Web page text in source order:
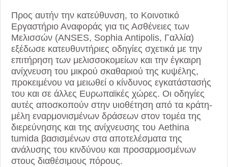
Προς αυτήν την κατεύθυνση, το Κοινοτικό
Εργαστήριο Αναφοράς για τις Ασθένειες των
Μελισσών (ANSES, Sophia Antipolis, Γαλλία)
εξέδωσε κατευθυντήριες οδηγίες σχετικά με την
επιτήρηση των μελισσοκομείων και την έγκαιρη
ανίχνευση του μικρού σκαθαριού της κυψέλης,
προκειμένου να μειωθεί ο κίνδυνος εγκατάστασής
του και σε άλλες Ευρωπαϊκές χώρες. Οι οδηγίες
αυτές αποσκοπούν στην υιοθέτηση από τα κράτη-
μέλη εναρμονισμένων δράσεων στον τομέα της
διερεύνησης και της ανίχνευσης του Aethina
tumida βασισμένων στα αποτελέσματα της
ανάλυσης του κινδύνου και προσαρμοσμένων
στους διαθέσιμους πόρους.